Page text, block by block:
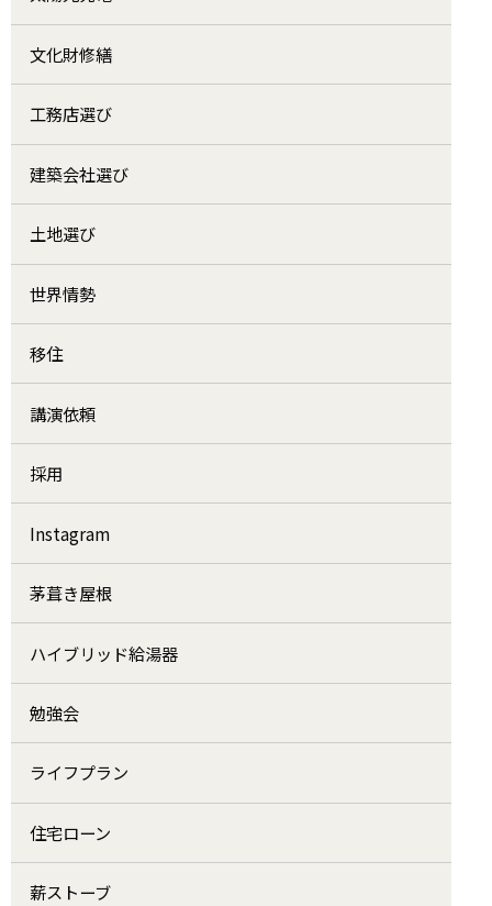
文化財修繕
工務店選び
建築会社選び
土地選び
世界情勢
移住
講演依頼
採用
Instagram
茅葺き屋根
ハイブリッド給湯器
勉強会
ライフプラン
住宅ローン
薪ストーブ